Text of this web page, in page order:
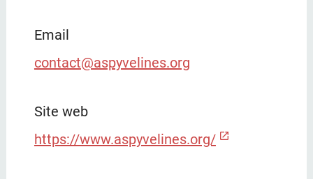
Email
contact@aspyvelines.org
Site web
https://www.aspyvelines.org/